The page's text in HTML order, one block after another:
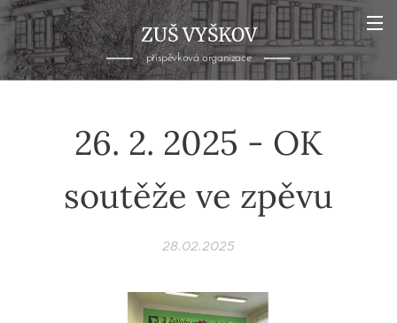
ZUŠ VYŠKOV
příspěvková organizace
26. 2. 2025 - OK
soutěže ve zpěvu
28.02.2025